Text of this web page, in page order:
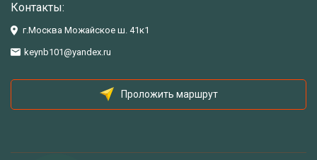
Контакты:
г.Москва Можайское ш. 41к1
keynb101@yandex.ru
Проложить маршрут